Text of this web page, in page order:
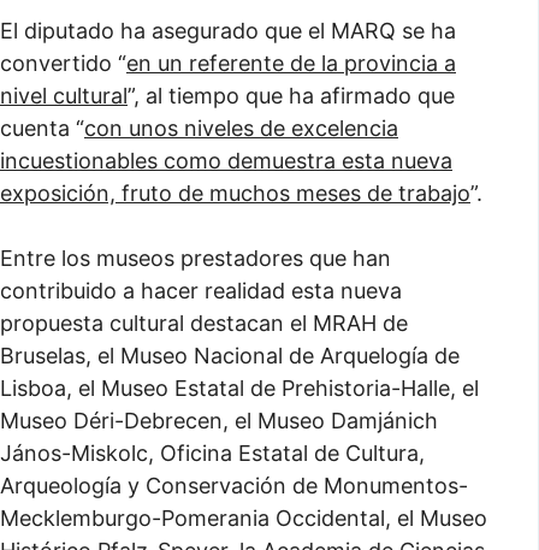
El diputado ha asegurado que el MARQ se ha
convertido “en un referente de la provincia a
nivel cultural”, al tiempo que ha afirmado que
cuenta “con unos niveles de excelencia
incuestionables como demuestra esta nueva
exposición, fruto de muchos meses de trabajo”.
Entre los museos prestadores que han
contribuido a hacer realidad esta nueva
propuesta cultural destacan el MRAH de
Bruselas, el Museo Nacional de Arquelogía de
Lisboa, el Museo Estatal de Prehistoria-Halle, el
Museo Déri-Debrecen, el Museo Damjánich
János-Miskolc, Oficina Estatal de Cultura,
Arqueología y Conservación de Monumentos-
Mecklemburgo-Pomerania Occidental, el Museo